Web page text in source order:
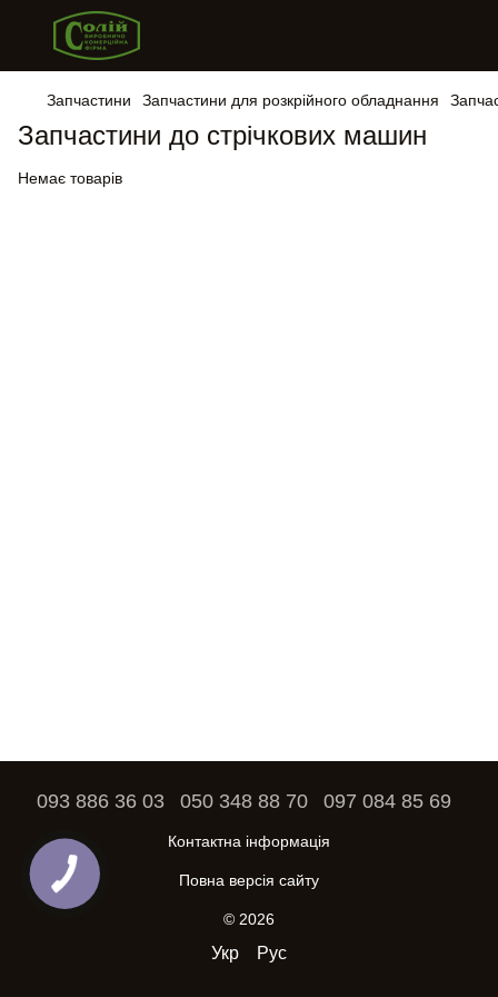
Запчастини Запчастини для розкрійного обладнання
Запчастини до стрічкових машин
Немає товарів
093 886 36 03 050 348 88 70 097 084 85 69
Контактна інформація
Повна версія сайту
© 2026
Укр Рус